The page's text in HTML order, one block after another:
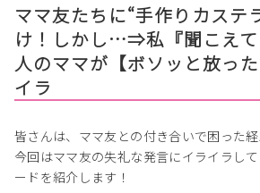
ママ友たちに“手作りカステ
け！しかし…⇒私『聞こえて
人のママが【ボソッと放っ
イラ
皆さんは、ママ友との付き合いで困った
今回はママ友の失礼な発言にイライラし
ードを紹介します！